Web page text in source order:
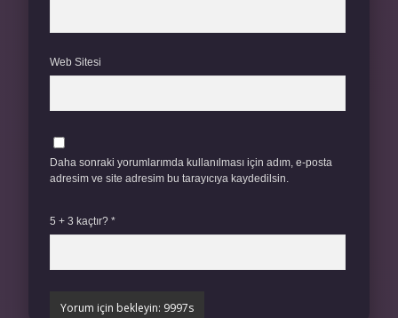
Web Sitesi
Daha sonraki yorumlarımda kullanılması için adım, e-posta
adresim ve site adresim bu tarayıcıya kaydedilsin.
5 + 3 kaçtır? *